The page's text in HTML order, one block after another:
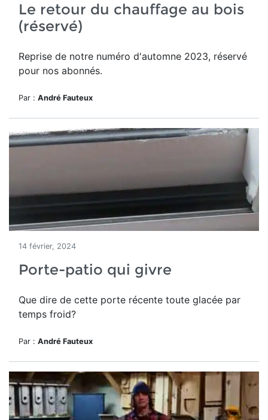
Le retour du chauffage au bois
(réservé)
Reprise de notre numéro d'automne 2023, réservé
pour nos abonnés.
Par : André Fauteux
14 février, 2024
Porte-patio qui givre
Que dire de cette porte récente toute glacée par
temps froid?
Par : André Fauteux